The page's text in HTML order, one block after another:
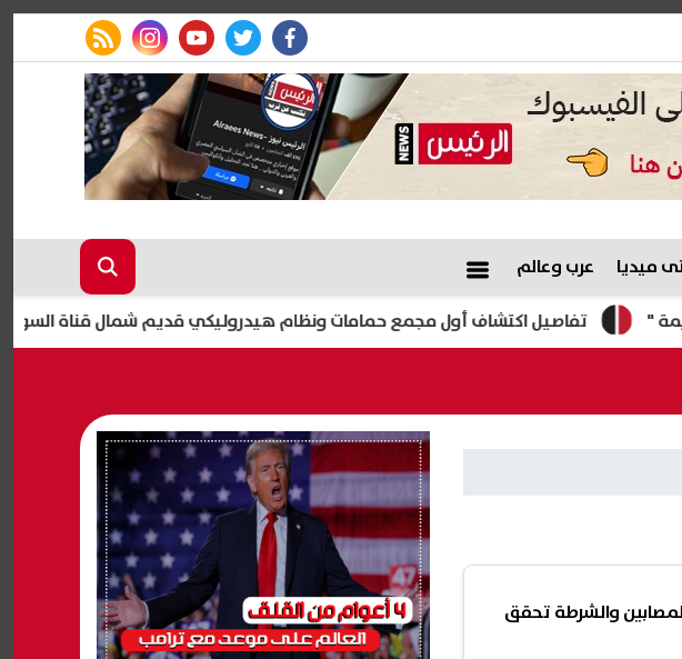
facebook
twitter
youtube
instagram
rss feed
ميديا عرب وعالم
تفاصيل اكتشاف أول مجمع حمامات ونظام هيدروليكي قديم شمال قناة السويس
والشرطة تحقق